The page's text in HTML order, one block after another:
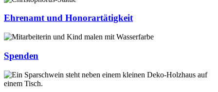
Ehrenamt und Honorartätigkeit
Spenden